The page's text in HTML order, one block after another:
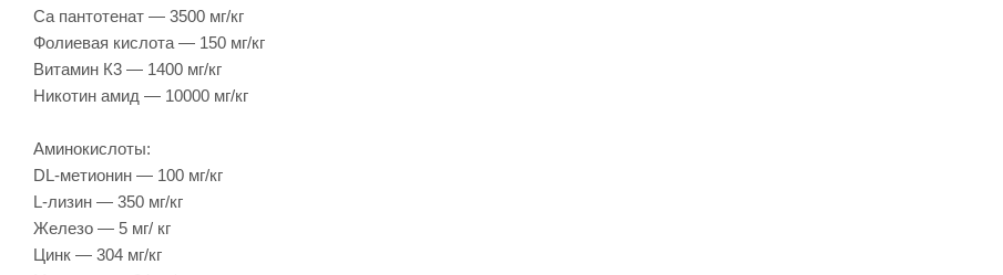
Ca пантотенат — 3500 мг/кг
Фолиевая кислота — 150 мг/кг
Витамин К3 — 1400 мг/кг
Никотин амид — 10000 мг/кг
Аминокислоты:
DL-метионин — 100 мг/кг
L-лизин — 350 мг/кг
Железо — 5 мг/ кг
Цинк — 304 мг/кг